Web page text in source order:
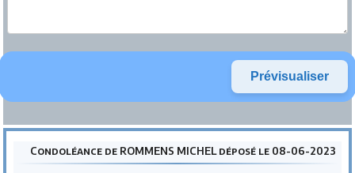
Condoléance de ROMMENS MICHEL déposé le 08-06-2023